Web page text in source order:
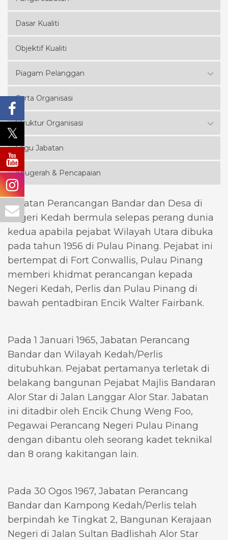
Dasar Kualiti
Objektif Kualiti
Piagam Pelanggan
Carta Organisasi
Struktur Organisasi
Lagu Jabatan
Anugerah & Pencapaian
Jabatan Perancangan Bandar dan Desa di
Negeri Kedah bermula selepas perang dunia
kedua apabila pejabat Wilayah Utara dibuka
pada tahun 1956 di Pulau Pinang. Pejabat ini
bertempat di Fort Conwallis, Pulau Pinang
memberi khidmat perancangan kepada
Negeri Kedah, Perlis dan Pulau Pinang di
bawah pentadbiran Encik Walter Fairbank.
Pada 1 Januari 1965, Jabatan Perancang
Bandar dan Wilayah Kedah/Perlis
ditubuhkan. Pejabat pertamanya terletak di
belakang bangunan Pejabat Majlis Bandaran
Alor Star di Jalan Langgar Alor Star. Jabatan
ini ditadbir oleh Encik Chung Weng Foo,
Pegawai Perancang Negeri Pulau Pinang
dengan dibantu oleh seorang kadet teknikal
dan 8 orang kakitangan lain.
Pada 30 Ogos 1967, Jabatan Perancang
Bandar dan Kampong Kedah/Perlis telah
berpindah ke Tingkat 2, Bangunan Kerajaan
Negeri di Jalan Sultan Badlishah Alor Star